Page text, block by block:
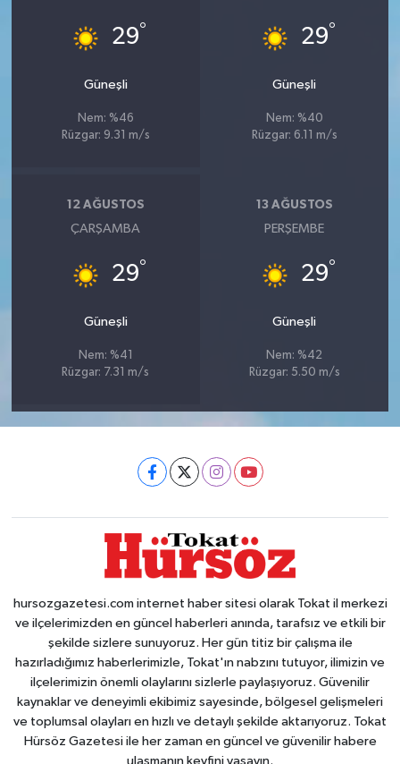
29°
Güneşli
Nem: %46
Rüzgar: 9.31 m/s
29°
Güneşli
Nem: %40
Rüzgar: 6.11 m/s
12 AĞUSTOS
ÇARŞAMBA
29°
Güneşli
Nem: %41
Rüzgar: 7.31 m/s
13 AĞUSTOS
PERŞEMBE
29°
Güneşli
Nem: %42
Rüzgar: 5.50 m/s
hursozgazetesi.com internet haber sitesi olarak Tokat il merkezi
ve ilçelerimizden en güncel haberleri anında, tarafsız ve etkili bir
şekilde sizlere sunuyoruz. Her gün titiz bir çalışma ile
hazırladığımız haberlerimizle, Tokat'ın nabzını tutuyor, ilimizin ve
ilçelerimizin önemli olaylarını sizlerle paylaşıyoruz. Güvenilir
kaynaklar ve deneyimli ekibimiz sayesinde, bölgesel gelişmeleri
ve toplumsal olayları en hızlı ve detaylı şekilde aktarıyoruz. Tokat
Hürsöz Gazetesi ile her zaman en güncel ve güvenilir habere
ulaşmanın keyfini yaşayın.